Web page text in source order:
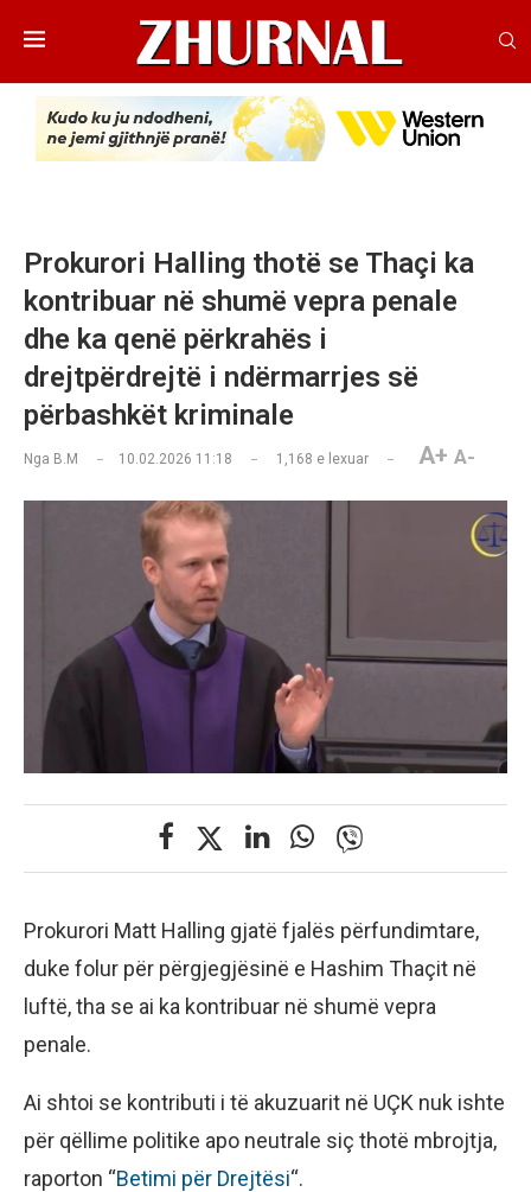
Prokurori Halling thotë se Thaçi ka
kontribuar në shumë vepra penale
dhe ka qenë përkrahës i
drejtpërdrejtë i ndërmarrjes së
përbashkët kriminale
Nga B.M 10.02.2026 11:18 1,168 e lexuar A+ A-
Prokurori Matt Halling gjatë fjalës përfundimtare,
duke folur për përgjegjësinë e Hashim Thaçit në
luftë, tha se ai ka kontribuar në shumë vepra
penale.
Ai shtoi se kontributi i të akuzuarit në UÇK nuk ishte
për qëllime politike apo neutrale siç thotë mbrojtja,
raporton “Betimi për Drejtësi“.